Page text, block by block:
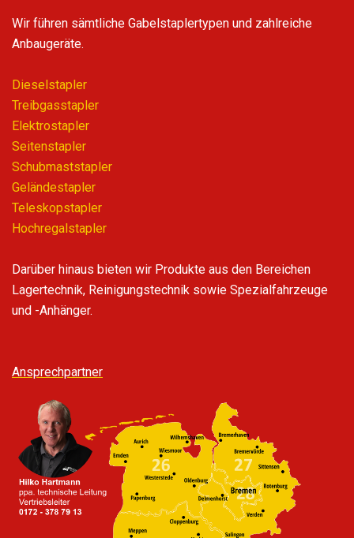
Wir führen sämtliche Gabelstaplertypen und zahlreiche
Anbaugeräte.
Dieselstapler
Treibgasstapler
Elektrostapler
Seitenstapler
Schubmaststapler
Geländestapler
Teleskopstapler
Hochregalstapler
Darüber hinaus bieten wir Produkte aus den Bereichen
Lagertechnik, Reinigungstechnik sowie Spezialfahrzeuge
und -Anhänger.
Ansprechpartner